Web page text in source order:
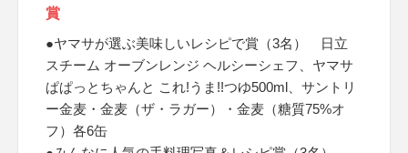
賞
●ヤマサが選ぶ美味しいレシピで賞（3名） 日立
スチーム オーブンレンジ ヘルシーシェフ、ヤマサ
ぱぱっとちゃんと これ!うま!!つゆ500ml、サントリ
ー金麦・金麦（ザ・ラガー）・金麦（糖質75%オ
フ）各6缶